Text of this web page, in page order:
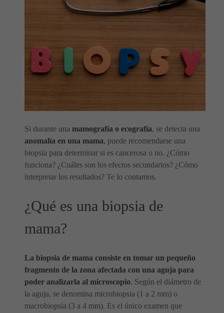
Si durante una mamografía o ecografía, se detecta una
anomalía en una mama, puede recomendarse una
biopsia para determinar si es cancerosa o no. ¿Cómo
funciona? ¿Cuáles son los efectos secundarios? ¿Cómo
interpretar los resultados? Te lo contamos.
¿Qué es una biopsia de
mama?
La biopsia de mama consiste en tomar un pequeño
fragmento de la zona afectada con una aguja para
poder analizarla al microscopio. Según el diámetro de
la aguja, se denomina microbiopsia (1 a 2 mm) o
macrobiopsia (3 a 4 mm). Es el único examen que